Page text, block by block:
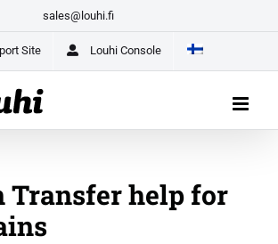
sales@louhi.fi
Site Louhi Console
Transfer help for
for New Entrepreneurs –